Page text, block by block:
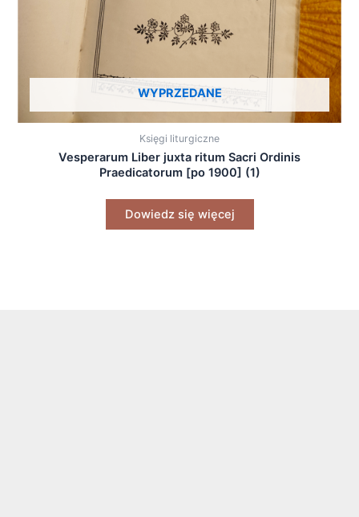
WYPRZEDANE
Księgi liturgiczne
Vesperarum Liber juxta ritum Sacri Ordinis
Praedicatorum [po 1900] (1)
Dowiedz się więcej